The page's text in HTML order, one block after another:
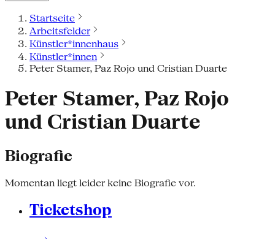
Startseite
Arbeitsfelder
Künstler*innenhaus
Künstler*innen
Peter Stamer, Paz Rojo und Cristian Duarte
Peter Stamer, Paz Rojo
und Cristian Duarte
Biografie
Momentan liegt leider keine Biografie vor.
Ticketshop